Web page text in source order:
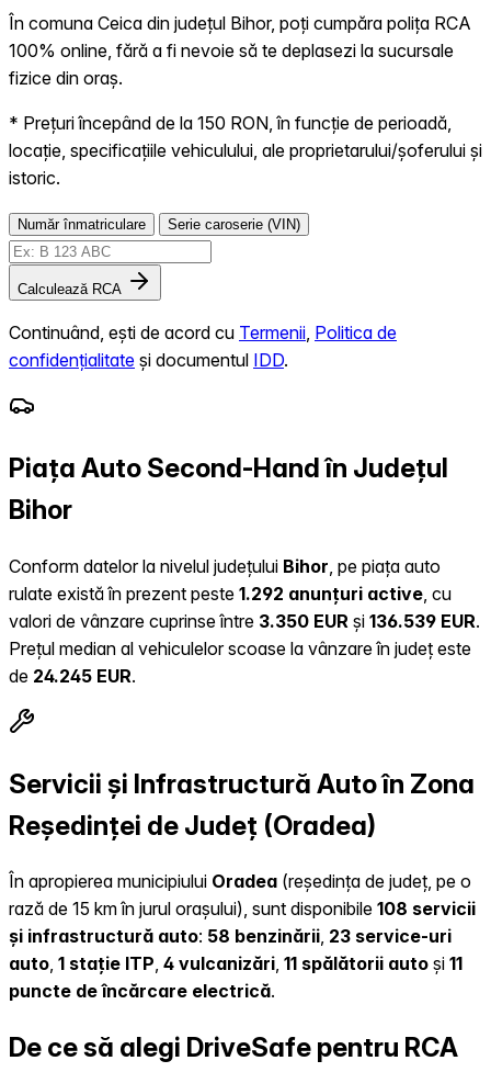
În comuna Ceica din județul Bihor, poți cumpăra polița RCA
100% online, fără a fi nevoie să te deplasezi la sucursale
fizice din oraș.
* Prețuri începând de la 150 RON, în funcție de perioadă,
locație, specificațiile vehiculului, ale proprietarului/șoferului și
istoric.
Număr înmatriculare Serie caroserie (VIN)
Calculează RCA
Continuând, ești de acord cu Termenii Politica de
confidențialitate și documentul IDD.
Piața Auto Second-Hand în Județul
Bihor
Conform datelor la nivelul județului Bihor , pe piața auto
rulate există în prezent peste 1.292 anunțuri active , cu
valori de vânzare cuprinse între 3.350 EUR și 136.539 EUR.
Prețul median al vehiculelor scoase la vânzare în județ este
de 24.245 EUR.
Servicii și Infrastructură Auto în Zona
Reședinței de Județ (Oradea)
În apropierea municipiului Oradea (reședința de județ, pe o
rază de 15 km în jurul orașului), sunt disponibile 108 servicii
și infrastructură auto: 58 benzinării, 23 service-uri
auto, 1 stație ITP, 4 vulcanizări, 11 spălătorii auto și 11
puncte de încărcare electrică.
De ce să alegi DriveSafe pentru RCA